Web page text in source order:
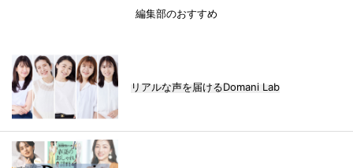
編集部のおすすめ
リアルな声を届けるDomani Lab